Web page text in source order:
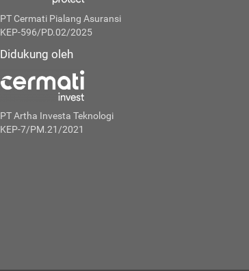
PT Cermati Pialang Asuransi
KEP-596/PD.02/2025
Didukung oleh
PT Artha Investa Teknologi
KEP-7/PM.21/2021